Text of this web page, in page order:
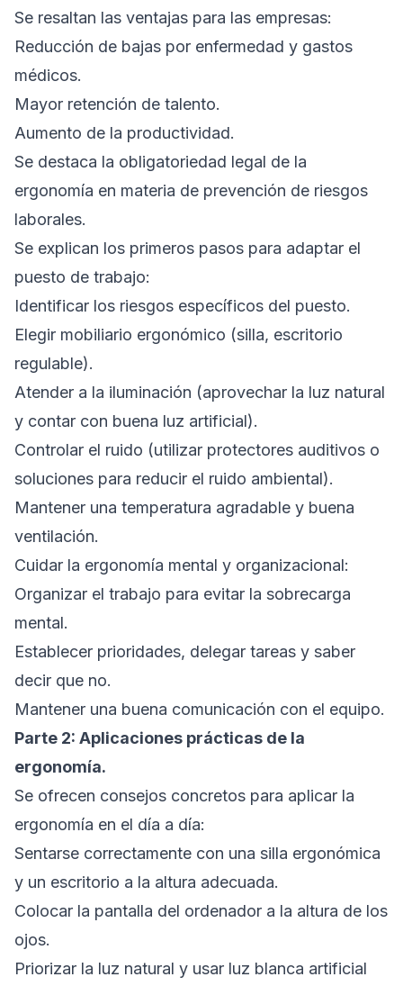
Se resaltan las ventajas para las empresas:
Reducción de bajas por enfermedad y gastos
médicos.
Mayor retención de talento.
Aumento de la productividad.
Se destaca la obligatoriedad legal de la
ergonomía en materia de prevención de riesgos
laborales.
Se explican los primeros pasos para adaptar el
puesto de trabajo:
Identificar los riesgos específicos del puesto.
Elegir mobiliario ergonómico (silla, escritorio
regulable).
Atender a la iluminación (aprovechar la luz natural
y contar con buena luz artificial).
Controlar el ruido (utilizar protectores auditivos o
soluciones para reducir el ruido ambiental).
Mantener una temperatura agradable y buena
ventilación.
Cuidar la ergonomía mental y organizacional:
Organizar el trabajo para evitar la sobrecarga
mental.
Establecer prioridades, delegar tareas y saber
decir que no.
Mantener una buena comunicación con el equipo.
Parte 2: Aplicaciones prácticas de la
ergonomía.
Se ofrecen consejos concretos para aplicar la
ergonomía en el día a día:
Sentarse correctamente con una silla ergonómica
y un escritorio a la altura adecuada.
Colocar la pantalla del ordenador a la altura de los
ojos.
Priorizar la luz natural y usar luz blanca artificial